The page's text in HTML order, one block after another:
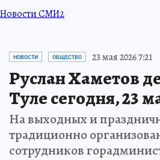
Новости СМИ2
НОВОСТИ ОБЩЕСТВО 23 мая 2026 7:21
Руслан Хаметов
Туле сегодня, 23
На выходных и
традиционно
сотрудников